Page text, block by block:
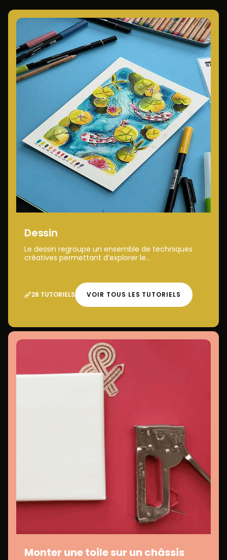
Dessin
Le dessin regroupe un ensemble de techniques
créatives permettant d’explorer le...
28 TUTORIELS VOIR TOUS LES TUTORIELS
Monter une toile sur un châssis